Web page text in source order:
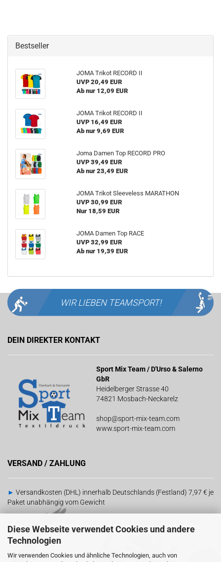
Diese Webseite verwendet Cookies und andere
Technologien
Wir verwenden Cookies und ähnliche Technologien, auch von
Bestseller
JOMA Trikot RECORD II
UVP 20,49 EUR
Ab nur 12,09 EUR
JOMA Trikot RECORD II
UVP 16,49 EUR
Ab nur 9,69 EUR
Joma Damen Top RECORD PRO
UVP 39,49 EUR
Ab nur 23,49 EUR
JOMA Trikot Sleeveless MARATHON
UVP 30,99 EUR
Nur 18,59 EUR
JOMA Damen Top RACE
UVP 32,99 EUR
Ab nur 19,39 EUR
WIR LIEBEN TEAMSPORT!
DEIN DIREKTER KONTAKT
Sport Mix Team / D'Urso & Salerno
GbR
Heidelberger Strasse 40
74821 Mosbach-Neckarelz
shop@sport-mix-team.com
www.sport-mix-team.com
VERSAND / ZAHLUNG
► Versandkosten (DHL) innerhalb Deutschlands (Festland) 7,97 € je
Paket unabhängig vom Gewicht
Barzahlung bei Abholung
RECHTLICHES SOCIAL MEDIA